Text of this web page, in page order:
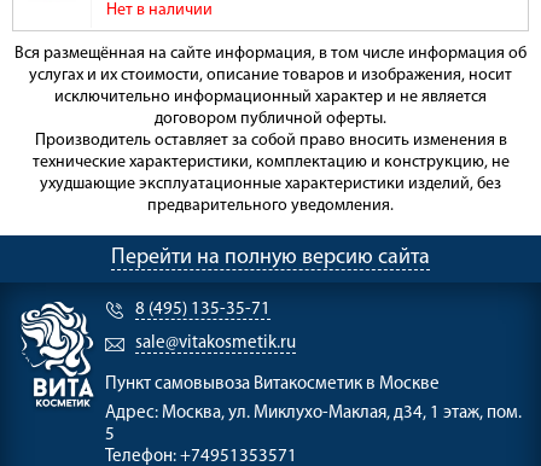
Нет в наличии
Вся размещённая на сайте информация, в том числе информация об
услугах и их стоимости, описание товаров и изображения, носит
исключительно информационный характер и не является
договором публичной оферты.
Производитель оставляет за собой право вносить изменения в
технические характеристики, комплектацию и конструкцию, не
ухудшающие эксплуатационные характеристики изделий, без
предварительного уведомления.
Перейти на полную версию сайта
8 (495) 135-35-71
sale@vitakosmetik.ru
Пункт самовывоза Витакосметик в Москве
Адрес: Москва, ул. Миклухо-Маклая, д34, 1 этаж, пом.
5
Телефон: +74951353571